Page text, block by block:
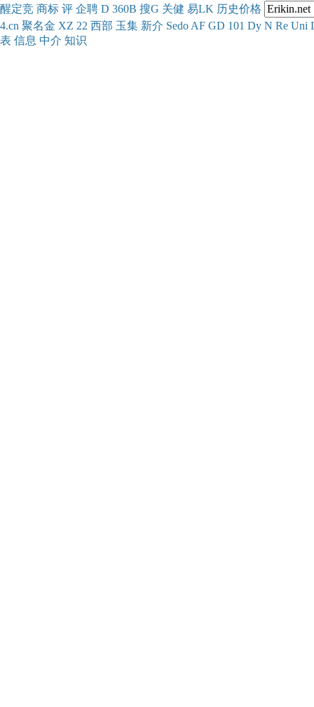
醒定竞 商标 评 企聘 D 360B 搜G 关健 易LK 历史价格
4.cn 聚名金 XZ 22 西部 玉集 新介 Sedo AF GD 101 Dy N Re Uni
表 信息 中介 知识